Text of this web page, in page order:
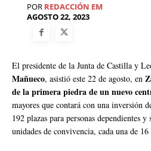
POR REDACCIÓN EM
AGOSTO 22, 2023
El presidente de la Junta de Castilla y
Mañueco, asistió este 22 de agosto, en
de la primera piedra de un nuevo
mayores que contará con una inversión
192 plazas para personas dependientes
unidades de convivencia, cada una de 16